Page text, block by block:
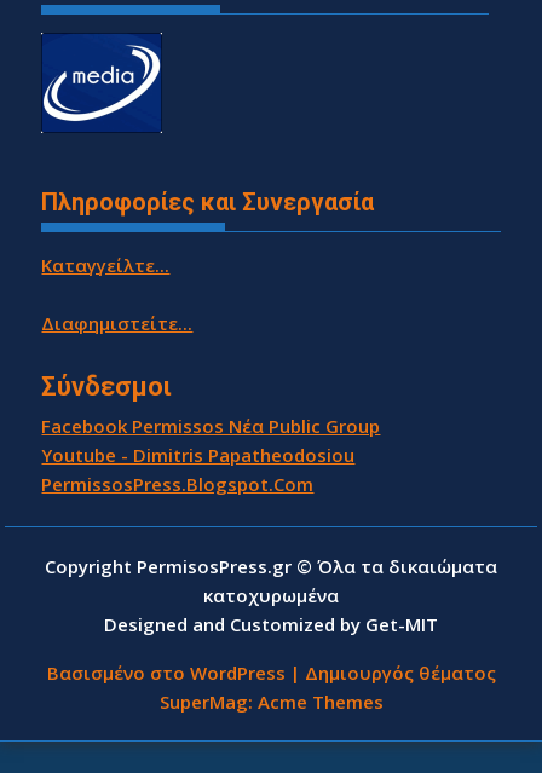
Πληροφορίες και Συνεργασία
Καταγγείλτε...
Διαφημιστείτε...
Σύνδεσμοι
Facebook Permissos Νέα Public Group
Youtube - Dimitris Papatheodosiou
PermissosPress.Blogspot.Com
Copyright PermisosPress.gr © Όλα τα δικαιώματα
κατοχυρωμένα
Designed and Customized by Get-MIT
Βασισμένο στο WordPress | Δημιουργός θέματος
SuperMag: Acme Themes